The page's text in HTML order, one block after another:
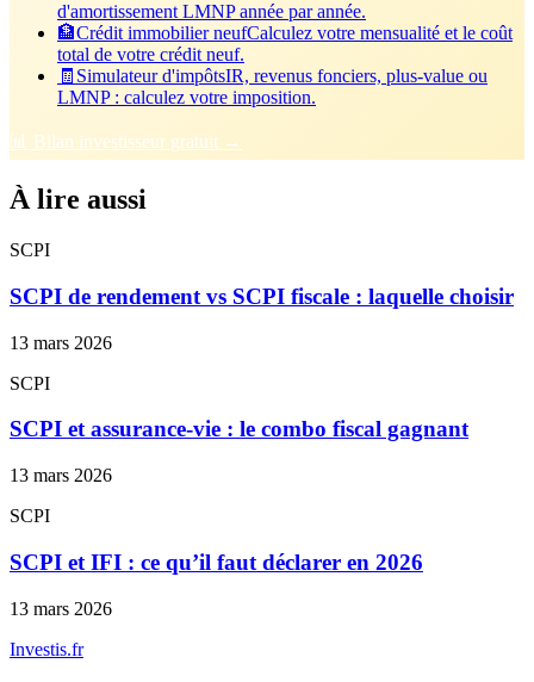
d'amortissement LMNP année par année.
🏦Crédit immobilier neufCalculez votre mensualité et le coût
total de votre crédit neuf.
🧾 Simulateur d'impôtsIR, revenus fonciers, plus-value ou
LMNP : calculez votre imposition.
📊 Bilan investisseur gratuit →
À lire aussi
SCPI
SCPI de rendement vs SCPI fiscale : laquelle choisir
13 mars 2026
SCPI
SCPI et assurance-vie : le combo fiscal gagnant
13 mars 2026
SCPI
SCPI et IFI : ce qu’il faut déclarer en 2026
13 mars 2026
Investis.fr